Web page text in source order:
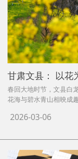
甘肃文县： 以花
春回大地时节，文县白
花海与碧水青山相映成
2026-03-06